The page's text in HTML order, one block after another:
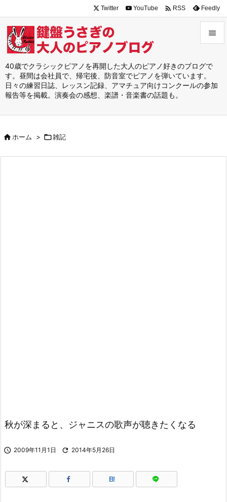
40歳でクラシックピアノを再開した大人のピアノ好きのブログで
す。昼間は会社員で、帰宅後、防音室でピアノを弾いています。
日々の練習日誌、レッスン記録、アマチュア向けコンクールの参加
報告等を掲載。演奏会の感想、楽譜・音楽書の話題も。

メニュ

サイド
前へ

Twitter YouTube  RSS Feedly
ホーム > 雑記
秋が深まると、ジャニスの歌声が聴きたくなる
 2009年11月1日  2014年5月26日
B!